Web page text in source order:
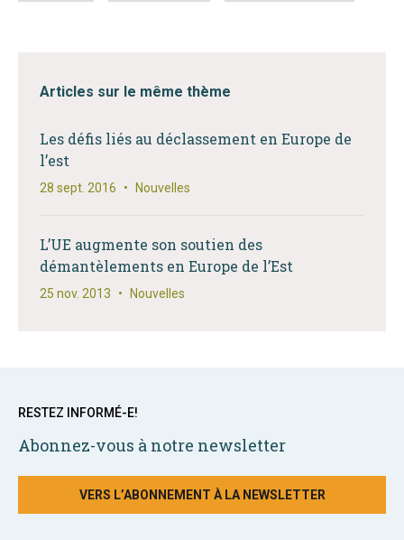
Articles sur le même thème
Les défis liés au déclassement en Europe de
l’est
28 sept. 2016 • Nouvelles
L’UE augmente son soutien des
démantèlements en Europe de l’Est
25 nov. 2013 • Nouvelles
RESTEZ INFORMÉ-E!
Abonnez-vous à notre newsletter
VERS L’ABONNEMENT À LA NEWSLETTER